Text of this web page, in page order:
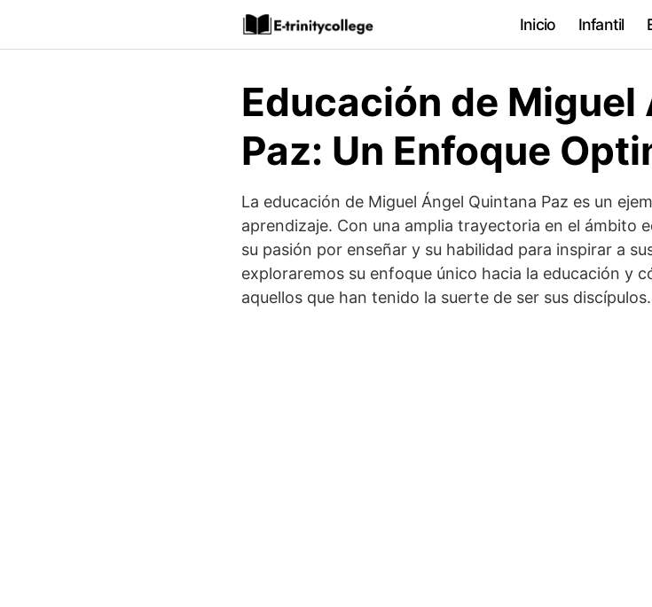
contenido
Inicio Infantil
Educación de Miguel
Paz: Un Enfoque
La educación de Miguel Ángel Quintana Paz es un
aprendizaje. Con una amplia trayectoria en el ámbito
su pasión por enseñar y su habilidad para inspirar a
exploraremos su enfoque único hacia la educación y
aquellos que han tenido la suerte de ser sus discípulos.